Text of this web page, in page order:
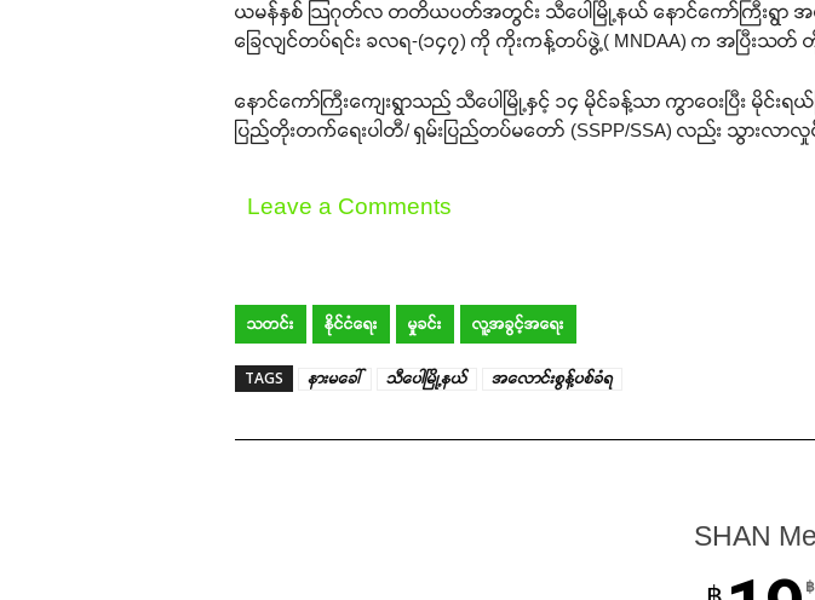
ယမန်နှစ် ဩဂုတ်လ တတိယပတ်အတွင်း သီပေါမြို့နယ် နောင်ကော်ကြီးရွာ အ
ခြေလျင်တပ်ရင်း ခလရ-(၁၄၇) ကို ကိုးကန့်တပ်ဖွဲ့( MNDAA) က အပြီး
နောင်ကော်ကြီးကျေးရွာသည် သီပေါမြို့နှင့် ၁၄ မိုင်ခန့်သာ ကွာဝေးပြီး မိုင်း
ပြည်တိုးတက်ရေးပါတီ/ ရှမ်းပြည်တပ်မတော် (SSPP/SSA) လည်း သွားလာလှု
Leave a Comments
သတင်း နိုင်ငံရေး မှုခင်း လူ့အခွင့်အရေး
TAGS နားမခေါ် သီပေါမြို့နယ် အလောင်းစွန့်ပစ်ခံရ
SHAN
฿